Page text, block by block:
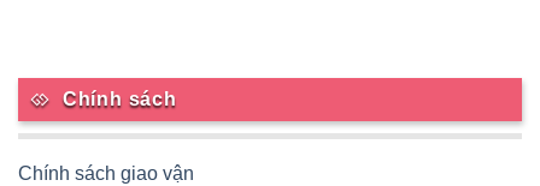
Chính sách
Chính sách giao vận